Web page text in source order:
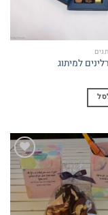
Add to
wishlist